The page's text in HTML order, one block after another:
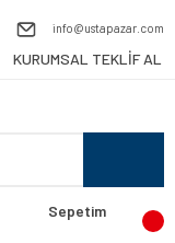
info@ustapazar.com
KURUMSAL TEKLİF AL
Sepetim